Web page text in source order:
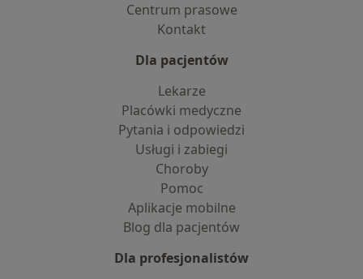
Centrum prasowe
Kontakt
Dla pacjentów
Lekarze
Placówki medyczne
Pytania i odpowiedzi
Usługi i zabiegi
Choroby
Pomoc
Aplikacje mobilne
Blog dla pacjentów
Dla profesjonalistów